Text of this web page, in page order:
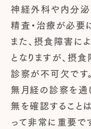
神経外科や内分
精査・治療が必要
また、摂食障害に
となりますが、摂
診察が不可欠です。
無月経の診察を通
無を確認すること
って非常に重要で